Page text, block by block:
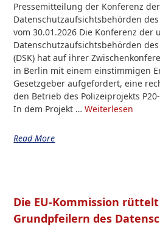
Pressemitteilung der Konferenz
Datenschutzaufsichtsbehörden
vom 30.01.2026 Die Konferenz der
Datenschutzaufsichtsbehörden
(DSK) hat auf ihrer
in Berlin mit einem einstimmigen
Gesetzgeber aufgefordert, eine
den Betrieb des Polizeiprojekts
In dem Projekt …Weiterlesen
Read More
Die EU-Kommission
Grundpfeilern des